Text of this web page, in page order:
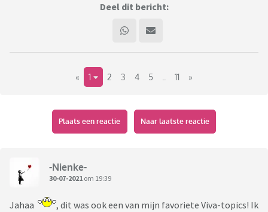
Deel dit bericht:
« 1 2 3 4 5 11 »
Plaats een reactie Naar laatste reactie
-Nienke-
30-07-2021 om 19:39
Jahaa
, dit was ook een van mijn favoriete Viva-topics! Ik